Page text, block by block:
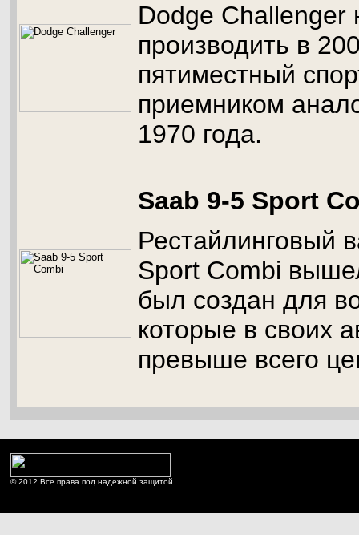
Dodge Challenger
производить в
пятиместный
приемником
1970 года.
Saab 9-5 Sport
Рестайлинговый
Sport Combi
был создан для
которые в своих
превыше всего
© 2012 Все права под надежной защитой.